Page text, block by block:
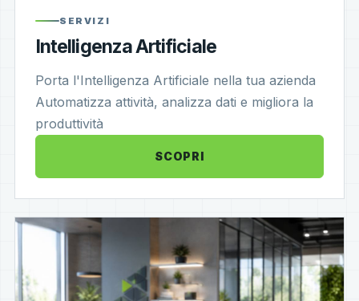
SERVIZI
Intelligenza Artificiale
Porta l'Intelligenza Artificiale nella tua azienda
Automatizza attività, analizza dati e migliora la
produttività
SCOPRI